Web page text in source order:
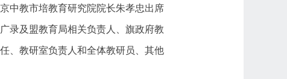
中教市培教育研究院院长朱孝忠出席
录及盟教育局相关负责人、旗政府教
、教研室负责人和全体教研员、其他